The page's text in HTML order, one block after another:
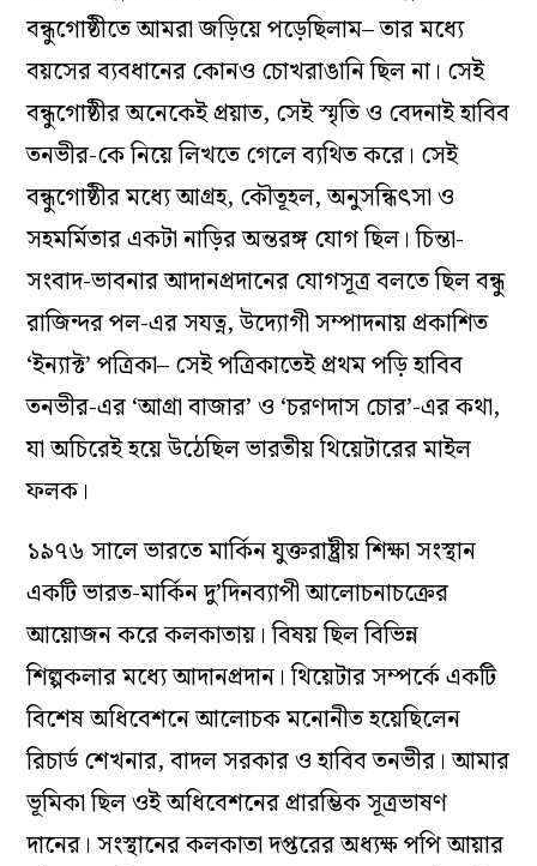
বন্ধুগোষ্ঠীতে আমরা জড়িয়ে পড়েছিলাম– তার মধ্যে
বয়সের ব্যবধানের কোনও চোখরাঙানি ছিল না। সেই
বন্ধুগোষ্ঠীর অনেকেই প্রয়াত, সেই স্মৃতি ও বেদনাই হাবিব
তনভীর-কে নিয়ে লিখতে গেলে ব্যথিত করে। সেই
বন্ধুগোষ্ঠীর মধ্যে আগ্রহ, কৌতূহল, অনুসন্ধিৎসা ও
সহমর্মিতার একটা নাড়ির অন্তরঙ্গ যোগ ছিল। চিন্তা-
সংবাদ-ভাবনার আদানপ্রদানের যোগসূত্র বলতে ছিল বন্ধু
রাজিন্দর পল-এর সযত্ন, উদ্যোগী সম্পাদনায় প্রকাশিত
‘ইন্যাক্ট’ পত্রিকা– সেই পত্রিকাতেই প্রথম পড়ি হাবিব
তনভীর-এর ‘আগ্রা বাজার’ ও ‘চরণদাস চোর’-এর কথা,
যা অচিরেই হয়ে উঠেছিল ভারতীয় থিয়েটারের মাইল
ফলক।
১৯৭৬ সালে ভারতে মার্কিন যুক্তরাষ্ট্রীয় শিক্ষা সংস্থান
একটি ভারত-মার্কিন দু’দিনব্যাপী আলোচনাচক্রের
আয়োজন করে কলকাতায়। বিষয় ছিল বিভিন্ন
শিল্পকলার মধ্যে আদানপ্রদান। থিয়েটার সম্পর্কে একটি
বিশেষ অধিবেশনে আলোচক মনোনীত হয়েছিলেন
রিচার্ড শেখনার, বাদল সরকার ও হাবিব তনভীর। আমার
ভূমিকা ছিল ওই অধিবেশনের প্রারম্ভিক সূত্রভাষণ
দানের। সংস্থানের কলকাতা দপ্তরের অধ্যক্ষ পপি আয়ার